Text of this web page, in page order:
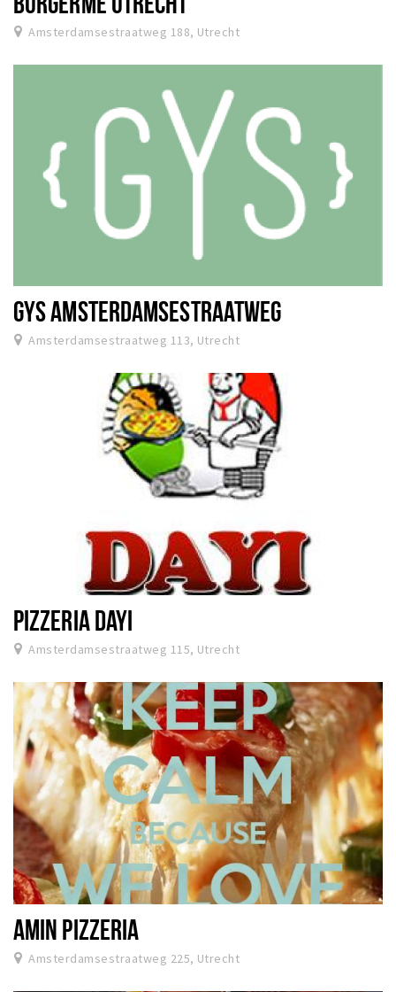
Amsterdamsestraatweg 188, Utrecht
GYS AMSTERDAMSESTRAATWEG
Amsterdamsestraatweg 113, Utrecht
PIZZERIA DAYI
Amsterdamsestraatweg 115, Utrecht
AMIN PIZZERIA
Amsterdamsestraatweg 225, Utrecht